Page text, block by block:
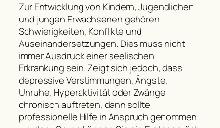
Zur Entwicklung von Kindern, Jugendlichen
und jungen Erwachsenen gehören
Schwierigkeiten, Konflikte und
Auseinandersetzungen. Dies muss nicht
immer Ausdruck einer seelischen
Erkrankung sein. Zeigt sich jedoch, dass
depressive Verstimmungen, Ängste,
Unruhe, Hyperaktivität oder Zwänge
chronisch auftreten, dann sollte
professionelle Hilfe in Anspruch genommen